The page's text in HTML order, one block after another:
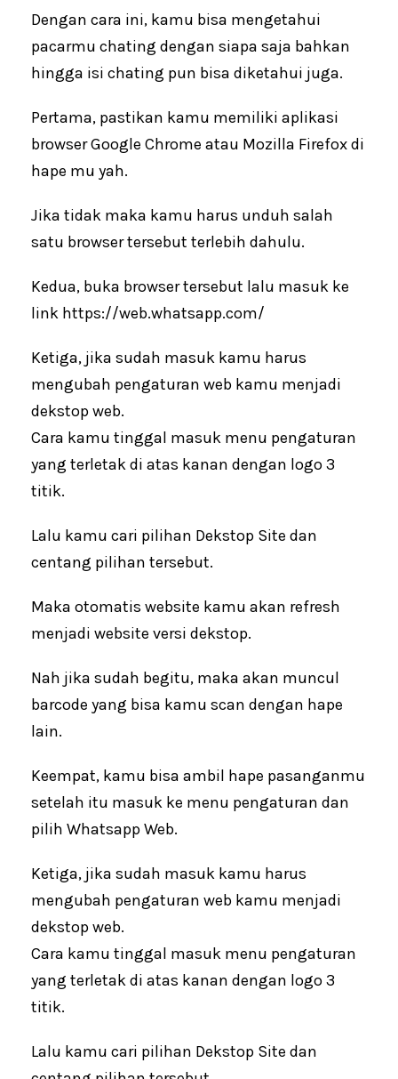
Dengan cara ini, kamu bisa mengetahui
pacarmu chating dengan siapa saja bahkan
hingga isi chating pun bisa diketahui juga.
Pertama, pastikan kamu memiliki aplikasi
browser Google Chrome atau Mozilla Firefox di
hape mu yah.
Jika tidak maka kamu harus unduh salah
satu browser tersebut terlebih dahulu.
Kedua, buka browser tersebut lalu masuk ke
link https://web.whatsapp.com/
Ketiga, jika sudah masuk kamu harus
mengubah pengaturan web kamu menjadi
dekstop web.
Cara kamu tinggal masuk menu pengaturan
yang terletak di atas kanan dengan logo 3
titik.
Lalu kamu cari pilihan Dekstop Site dan
centang pilihan tersebut.
Maka otomatis website kamu akan refresh
menjadi website versi dekstop.
Nah jika sudah begitu, maka akan muncul
barcode yang bisa kamu scan dengan hape
lain.
Keempat, kamu bisa ambil hape pasanganmu
setelah itu masuk ke menu pengaturan dan
pilih Whatsapp Web.
Ketiga, jika sudah masuk kamu harus
mengubah pengaturan web kamu menjadi
dekstop web.
Cara kamu tinggal masuk menu pengaturan
yang terletak di atas kanan dengan logo 3
titik.
Lalu kamu cari pilihan Dekstop Site dan